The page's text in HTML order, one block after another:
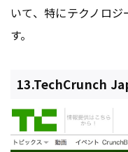
いて、特にテクノロ
す。
13.TechCrunch